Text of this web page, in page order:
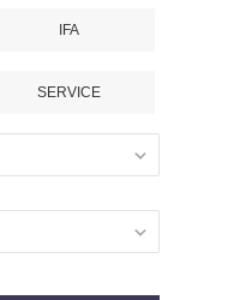
IFA
SERVICE